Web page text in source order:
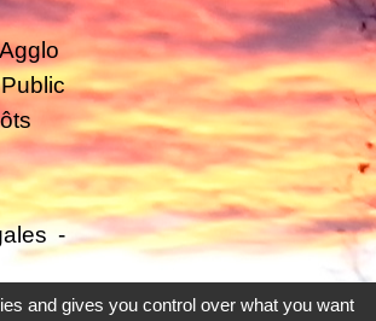
-
confidentialité - Accessibilité -
and gives you control over what you want